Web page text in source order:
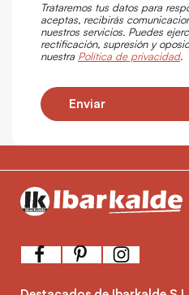
Trataremos tus datos para
aceptas, recibirás
nuestros servicios. Puedes
rectificación, supresión y
nuestra Política de privacidad.
Enviar